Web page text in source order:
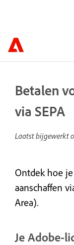
Betalen
via SEPA
Laatst bijgewerkt
Ontdek hoe
aanschaffen
Area).
Je Adobe-